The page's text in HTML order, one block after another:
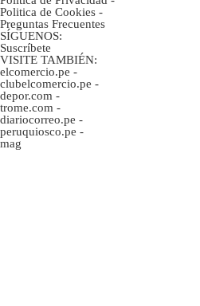
Politica de Cookies -
Preguntas Frecuentes
SÍGUENOS:
Suscríbete
VISITE TAMBIÉN:
elcomercio.pe -
clubelcomercio.pe -
depor.com -
trome.com -
diariocorreo.pe -
peruquiosco.pe -
mag